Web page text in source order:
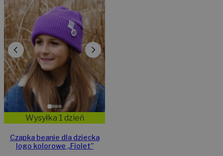
Wysyłka 1 dzień
Czapka beanie dla dziecka
logo kolorowe „Fiolet”